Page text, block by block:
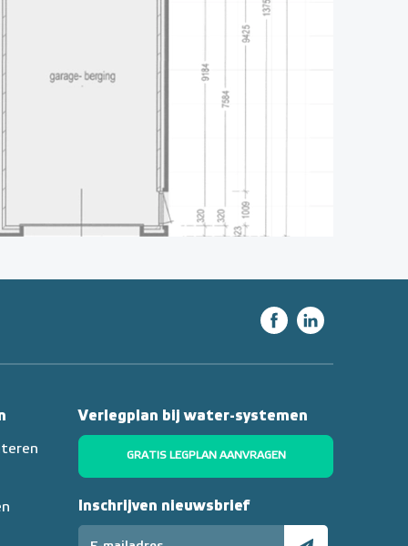
Verlegplan bij water-systemen
GRATIS LEGPLAN AANVRAGEN
Inschrijven nieuwsbrief